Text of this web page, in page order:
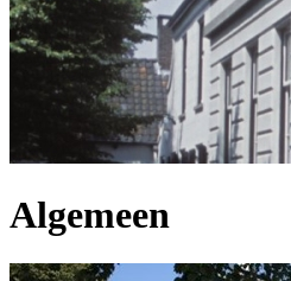
Algemeen